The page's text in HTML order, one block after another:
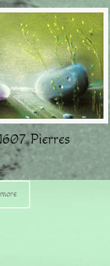
Pierres